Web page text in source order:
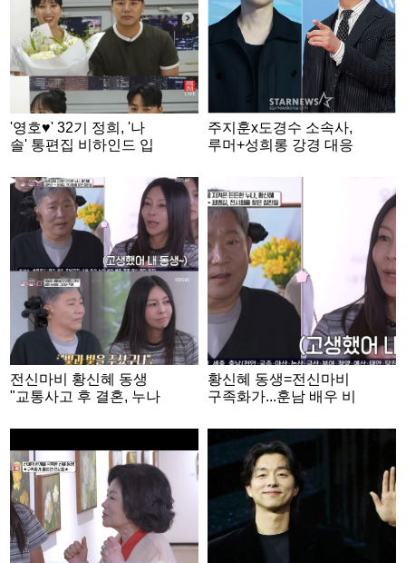
'영호♥' 32기 정희, '나
솔' 통편집 비하인드 입
주지훈x도경수 소속사,
루머+성희롱 강경 대응
전신마비 황신혜 동생
"교통사고 후 결혼, 누나
삽시다][★밤TView]
황신혜 동생=전신마비
구족화가...훈남 배우 비
시다][별별TV]